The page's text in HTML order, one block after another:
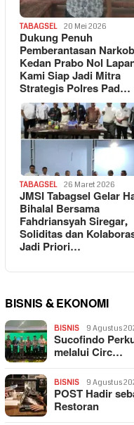
TABAGSEL 20 Mei 2026
Dukung Penuh
Pemberantasan
Kedan Prabo Nol
Kami Siap Jadi Mitra
Strategis Polres Pad…
TABAGSEL 26 Maret 2026
JMSI Tabagsel Gelar
Bihalal Bersama
Fahdriansyah Siregar,
Soliditas dan
Jadi Priori…
BISNIS & EKONOMI
BISNIS 9 Agustus
Sucofindo
melalui Circ…
BISNIS 9 Agustus
POST Hadir
Restoran